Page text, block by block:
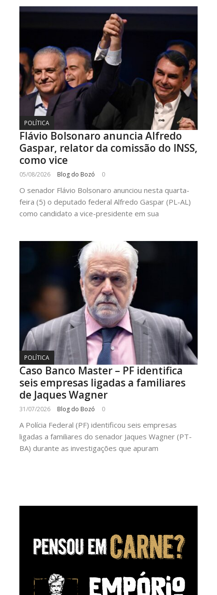
POLÍTICA
Flávio Bolsonaro anuncia Alfredo
Gaspar, relator da comissão do INSS,
como vice
05/08/2026 Blog do Bozó 0
O senador Flávio Bolsonaro anunciou nesta quarta-
feira (5) o deputado federal Alfredo Gaspar (PL-AL)
como candidato a vice-presidente em sua
POLÍTICA
Caso Banco Master – PF identifica
seis empresas ligadas a familiares
de Jaques Wagner
31/07/2026 Blog do Bozó 0
A Polícia Federal (PF) identificou seis empresas
ligadas a familiares do senador Jaques Wagner (PT-
BA) durante as investigações que apuram